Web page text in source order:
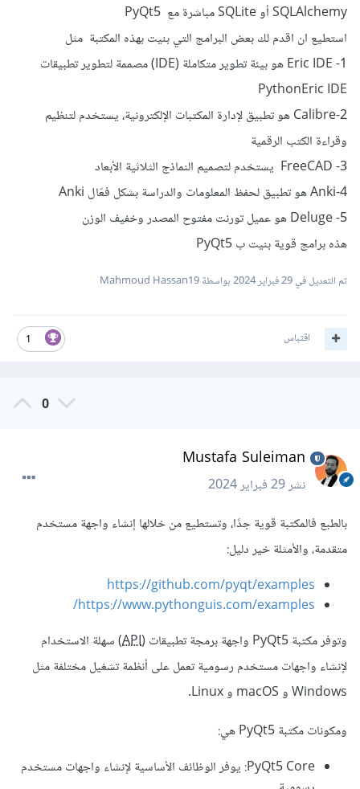
SQLAlchemy أو SQLite مباشرة مع PyQt5
استطيع ان اقدم لك بعض البرامج التي بنيت بهذه المكتبة مثل
1- Eric IDE هو بيئة تطوير متكاملة (IDE) مصممة لتطوير تطبيقات
PythonEric IDE
2-Calibre هو تطبيق لإدارة المكتبات الإلكترونية، يستخدم لتنظيم
وقراءة الكتب الرقمية
3- FreeCAD يستخدم لتصميم النماذج الثلاثية الأبعاد
4-Anki هو تطبيق لحفظ المعلومات والدراسة بشكل فعّال Anki
5- Deluge هو عميل تورنت مفتوح المصدر وخفيف الوزن
هذه برامج قوية بنيت ب PyQt5
تم التعديل في29 فبراير 2024 بواسطة Mahmoud Hassan19
1 اقتباس
0
Mustafa Suleiman
نشر29 فبراير 2024
بالطبع فالمكتبة قوية جدًا، وتستطيع من خلالها إنشاء واجهة مستخدم
متقدمة، والأمثلة خير دليل:
https://github.com/pyqt/examples
https://www.pythonguis.com/examples/
وتوفر مكتبة PyQt5 واجهة برمجة تطبيقات (
API) سهلة الاستخدام
لإنشاء واجهات مستخدم رسومية تعمل على أنظمة تشغيل مختلفة مثل
Windows و macOS و Linux.
ومكونات مكتبة PyQt5 هي:
PyQt5 Core: يوفر الوظائف الأساسية لإنشاء واجهات مستخدم